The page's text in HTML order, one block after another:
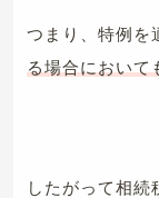
つまり、特例を
る場合において
したがって相